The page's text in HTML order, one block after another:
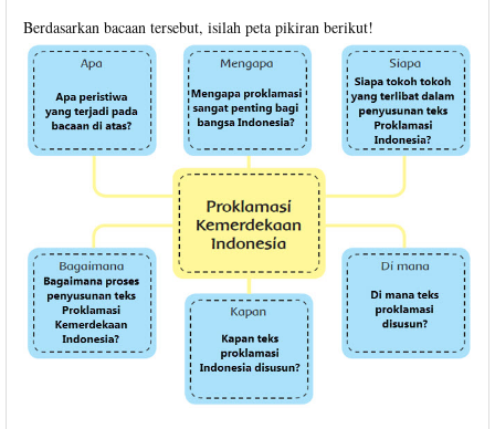
Berdasarkan bacaan tersebut, isilah peta pikiran berikut!